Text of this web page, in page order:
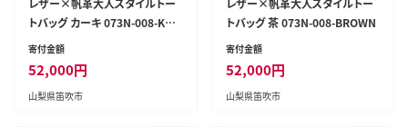
トバッグ カーキ 073N-008-KHA
KI
寄付金額
52,000円
山梨県笛吹市
トバッグ 茶 073N-008-BROWN
寄付金額
52,000円
山梨県笛吹市